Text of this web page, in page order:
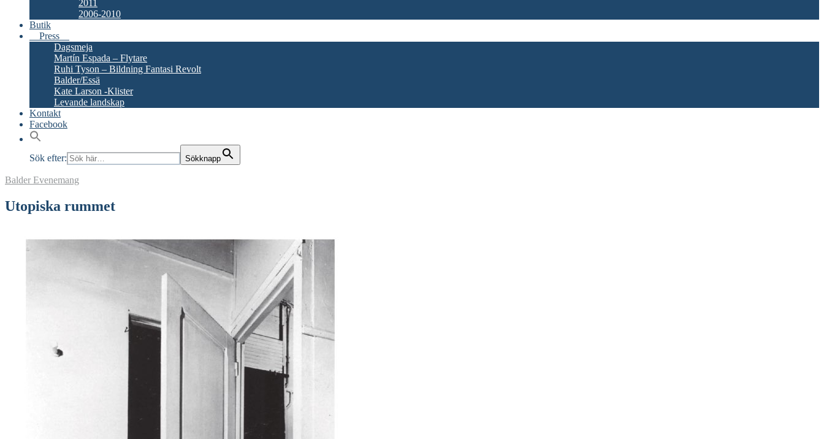
2011
2006-2010
Butik
Press
Dagsmeja
Martín Espada – Flytare
Ruhi Tyson – Bildning Fantasi Revolt
Balder/Essä
Kate Larson -Klister
Levande landskap
Kontakt
Facebook
Sök efter: Sökknapp
Balder Evenemang
Utopiska rummet